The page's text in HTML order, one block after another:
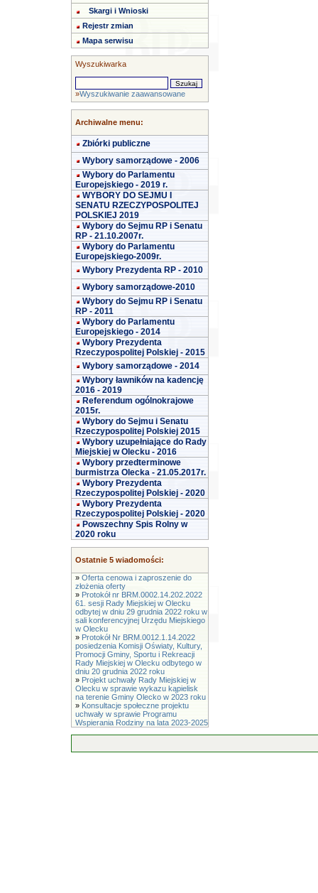
Skargi i Wnioski
Rejestr zmian
Mapa serwisu
Wyszukiwarka
»Wyszukiwanie zaawansowane
Archiwalne menu:
Zbiórki publiczne
Wybory samorządowe - 2006
Wybory do Parlamentu
Europejskiego - 2019 r.
WYBORY DO SEJMU I
SENATU RZECZYPOSPOLITEJ
POLSKIEJ 2019
Wybory do Sejmu RP i Senatu
RP - 21.10.2007r.
Wybory do Parlamentu
Europejskiego-2009r.
Wybory Prezydenta RP - 2010
Wybory samorządowe-2010
Wybory do Sejmu RP i Senatu
RP - 2011
Wybory do Parlamentu
Europejskiego - 2014
Wybory Prezydenta
Rzeczypospolitej Polskiej - 2015
Wybory samorządowe - 2014
Wybory ławników na kadencję
2016 - 2019
Referendum ogólnokrajowe
2015r.
Wybory do Sejmu i Senatu
Rzeczypospolitej Polskiej 2015
Wybory uzupełniające do Rady
Miejskiej w Olecku - 2016
Wybory przedterminowe
burmistrza Olecka - 21.05.2017r.
Wybory Prezydenta
Rzeczypospolitej Polskiej - 2020
Wybory Prezydenta
Rzeczypospolitej Polskiej - 2020
Powszechny Spis Rolny w
2020 roku
Ostatnie 5 wiadomości:
» Oferta cenowa i zaproszenie do
złożenia oferty
» Protokół nr BRM.0002.14.202.2022
61. sesji Rady Miejskiej w Olecku
odbytej w dniu 29 grudnia 2022 roku w
sali konferencyjnej Urzędu Miejskiego
w Olecku
» Protokół Nr BRM.0012.1.14.2022
posiedzenia Komisji Oświaty, Kultury,
Promocji Gminy, Sportu i Rekreacji
Rady Miejskiej w Olecku odbytego w
dniu 20 grudnia 2022 roku
» Projekt uchwały Rady Miejskiej w
Olecku w sprawie wykazu kąpielisk
na terenie Gminy Olecko w 2023 roku
» Konsultacje społeczne projektu
uchwały w sprawie Programu
Wspierania Rodziny na lata 2023-2025